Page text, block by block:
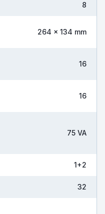
8
264 x 134 mm
16
16
75 VA
1+2
32